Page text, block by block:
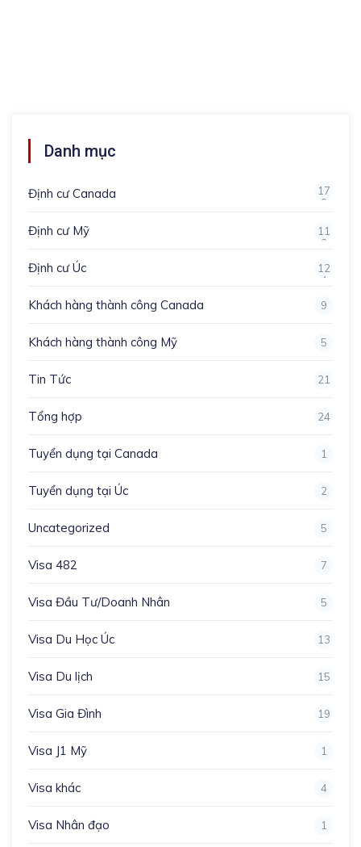
Danh mục
Định cư Canada
17
0
Định cư Mỹ
11
3
Định cư Úc
12
4
Khách hàng thành công Canada 9
Khách hàng thành công Mỹ 5
Tin Tức 21
Tổng hợp 24
Tuyển dụng tại Canada 1
Tuyển dụng tại Úc 2
Uncategorized 5
Visa 482 7
Visa Đầu Tư/Doanh Nhân 5
Visa Du Học Úc 13
Visa Du lịch 15
Visa Gia Đình 19
Visa J1 Mỹ 1
Visa khác 4
Visa Nhân đạo 1